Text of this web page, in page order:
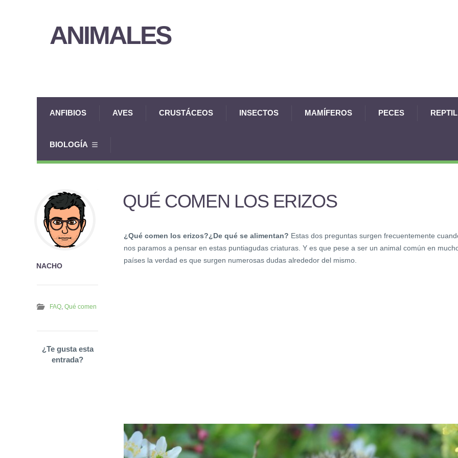
ANIMALES
ANFIBIOS AVES CRUSTÁCEOS INSECTOS MAMÍFEROS PECES
BIOLOGÍA
QUÉ COMEN LOS ERIZOS
¿Qué comen los erizos?¿De qué se alimentan? Estas dos preguntas surgen frecuentemente
nos paramos a pensar en estas puntiagudas criaturas. Y es que pese a ser un animal común en
países la verdad es que surgen numerosas dudas alrededor del mismo.
NACHO
FAQ Qué comen
¿Te gusta esta
entrada?